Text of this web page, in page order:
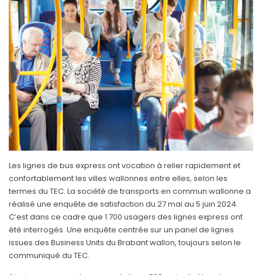
Les lignes de bus express ont vocation à relier rapidement et
confortablement les villes wallonnes entre elles, selon les
termes du TEC. La société de transports en commun wallonne a
réalisé une enquête de satisfaction du 27 mai au 5 juin 2024.
C’est dans ce cadre que 1 700 usagers des lignes express ont
été interrogés. Une enquête centrée sur un panel de lignes
issues des Business Units du Brabant wallon, toujours selon le
communiqué du TEC.